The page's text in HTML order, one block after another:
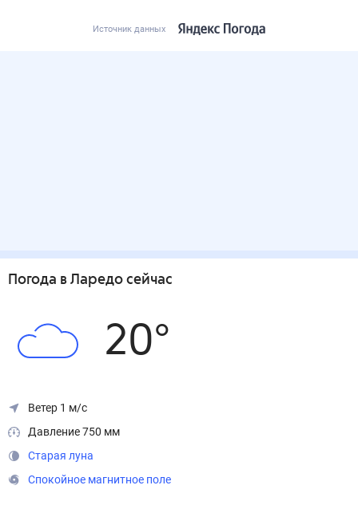
Источник данных
Погода в Ларедо сейчас
20°
Ветер 1 м/с
Давление 750 мм
Старая луна
Спокойное магнитное поле